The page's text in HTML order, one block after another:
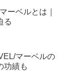
ーベルとは｜
る
マーベルの
功績も